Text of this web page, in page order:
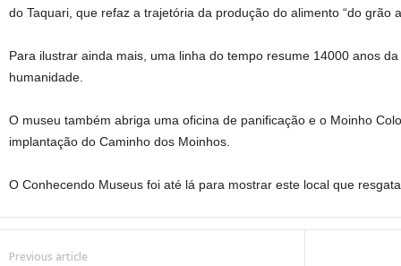
do Taquari, que refaz a trajetória da produção do alimento “do grão
Para ilustrar ainda mais, uma linha do tempo resume 14000 anos
humanidade.
O museu também abriga uma oficina de panificação e o Moinho
implantação do Caminho dos Moinhos.
O Conhecendo Museus foi até lá para mostrar este local que
Previous article